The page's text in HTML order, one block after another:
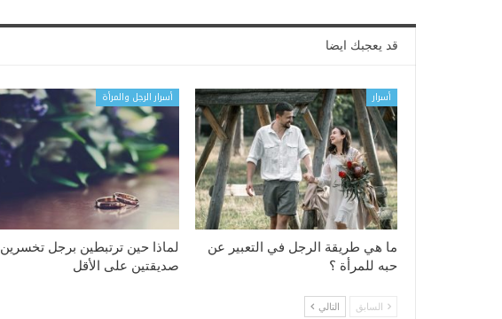
قد يعجبك ايضا
أسرار
ما هي طريقة الرجل في التعبير عن
حبه للمرأة ؟
أسرار الرجل والمرأة
لماذا حين ترتبطين برجل تخسرين
صديقتين على الأقل
السابق التالي